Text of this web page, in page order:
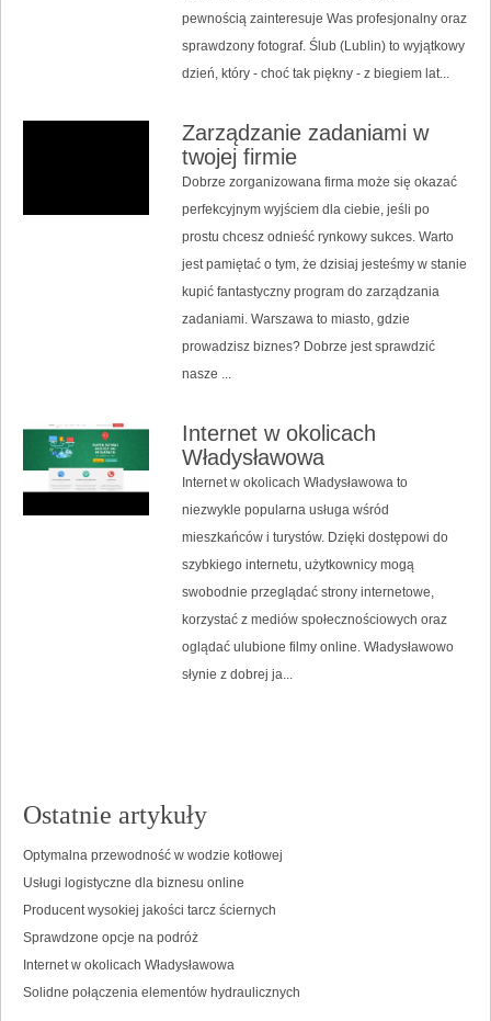
pewnością zainteresuje Was profesjonalny oraz
sprawdzony fotograf. Ślub (Lublin) to wyjątkowy
dzień, który - choć tak piękny - z biegiem lat...
Zarządzanie zadaniami w
twojej firmie
Dobrze zorganizowana firma może się okazać
perfekcyjnym wyjściem dla ciebie, jeśli po
prostu chcesz odnieść rynkowy sukces. Warto
jest pamiętać o tym, że dzisiaj jesteśmy w stanie
kupić fantastyczny program do zarządzania
zadaniami. Warszawa to miasto, gdzie
prowadzisz biznes? Dobrze jest sprawdzić
nasze ...
Internet w okolicach
Władysławowa
Internet w okolicach Władysławowa to
niezwykle popularna usługa wśród
mieszkańców i turystów. Dzięki dostępowi do
szybkiego internetu, użytkownicy mogą
swobodnie przeglądać strony internetowe,
korzystać z mediów społecznościowych oraz
oglądać ulubione filmy online. Władysławowo
słynie z dobrej ja...
Ostatnie artykuły
Optymalna przewodność w wodzie kotłowej
Usługi logistyczne dla biznesu online
Producent wysokiej jakości tarcz ściernych
Sprawdzone opcje na podróż
Internet w okolicach Władysławowa
Solidne połączenia elementów hydraulicznych